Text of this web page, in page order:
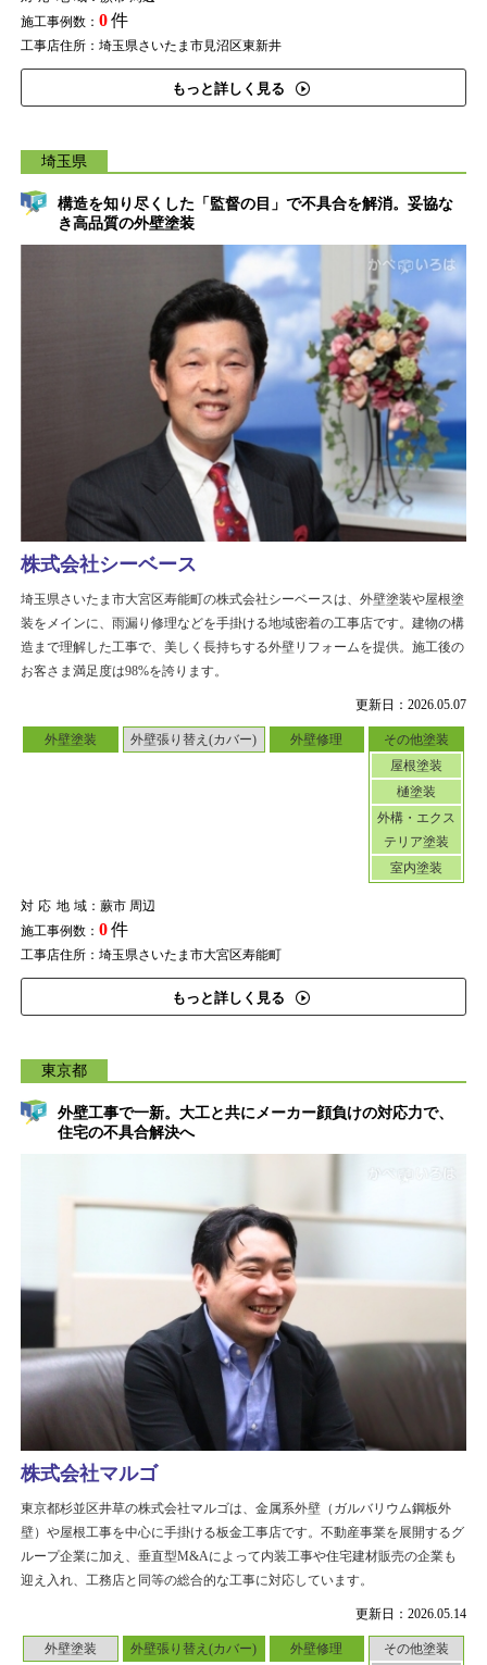
施工事例数： 0件
工事店住所：埼玉県さいたま市見沼区東新井
もっと詳しく見る
埼玉県
構造を知り尽くした「監督の目」で不具合を解消。妥協な
き高品質の外壁塗装
更新日：2026.05.07
外壁塗装 外壁張り替え(カバー) 外壁修理
その他塗装
屋根塗装
樋塗装
外構・エクス
テリア塗装
室内塗装
対応地域：蕨市 周辺
施工事例数： 0件
工事店住所：埼玉県さいたま市大宮区寿能町
もっと詳しく見る
株式会社シーベース
埼玉県さいたま市大宮区寿能町の株式会社シーベースは、外壁塗装や屋根塗
装をメインに、雨漏り修理などを手掛ける地域密着の工事店です。建物の構
造まで理解した工事で、美しく長持ちする外壁リフォームを提供。施工後の
お客さま満足度は98%を誇ります。
東京都
外壁工事で一新。大工と共にメーカー顔負けの対応力で、
住宅の不具合解決へ
更新日：2026.05.14
外壁塗装 外壁張り替え(カバー) 外壁修理
その他塗装
株式会社マルゴ
東京都杉並区井草の株式会社マルゴは、金属系外壁（ガルバリウム鋼板外
壁）や屋根工事を中心に手掛ける板金工事店です。不動産事業を展開するグ
ループ企業に加え、垂直型M&Aによって内装工事や住宅建材販売の企業も
迎え入れ、工務店と同等の総合的な工事に対応しています。